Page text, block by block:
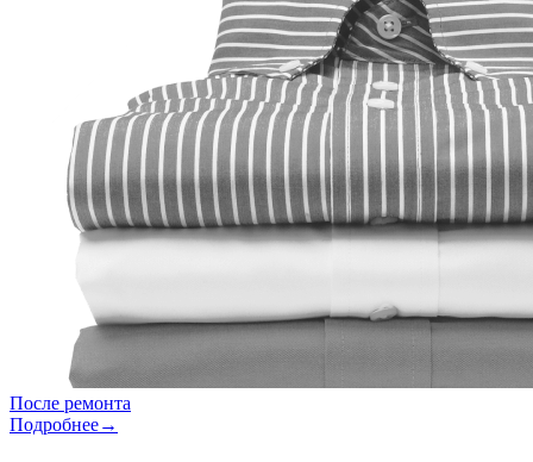
После ремонта
Подробнее→